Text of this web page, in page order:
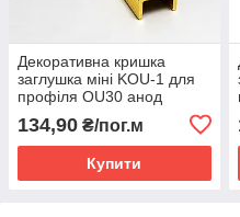
Декоративна кришка
заглушка міні KOU-1 для
профіля OU30 анод
134,90 ₴/пог.м
Купити